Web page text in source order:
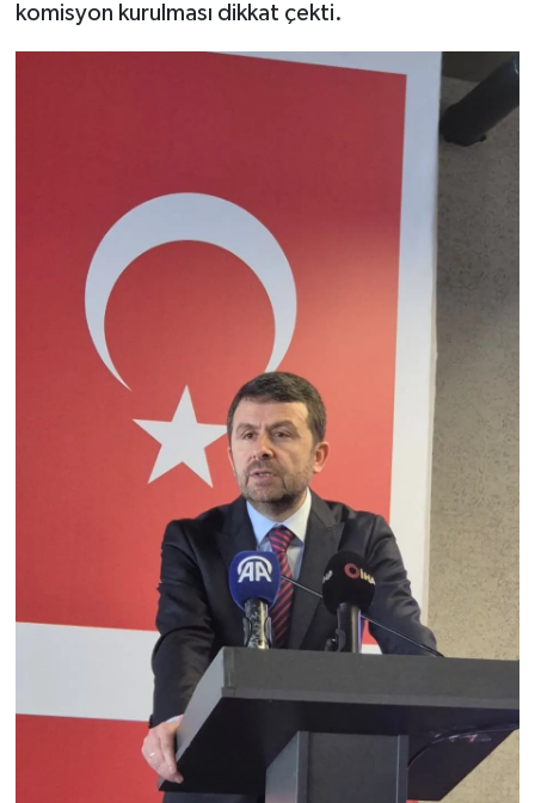
komisyon kurulması dikkat çekti.